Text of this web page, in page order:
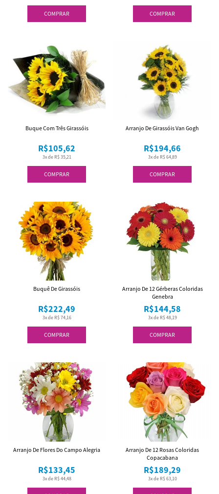
COMPRAR COMPRAR
COMPRAR
3x de R$ 35,21
R$105,62
Buque Com Três Girassóis
COMPRAR
3x de R$ 64,89
R$194,66
Arranjo De Girassóis Van Gogh
COMPRAR
3x de R$ 74,16
R$222,49
Buquê De Girassóis
COMPRAR
3x de R$ 48,19
R$144,58
Arranjo De 12 Gérberas Coloridas
Genebra
3x de R$ 44,48
R$133,45
Arranjo De Flores Do Campo Alegria
3x de R$ 63,10
R$189,29
Arranjo De 12 Rosas Coloridas
Copacabana